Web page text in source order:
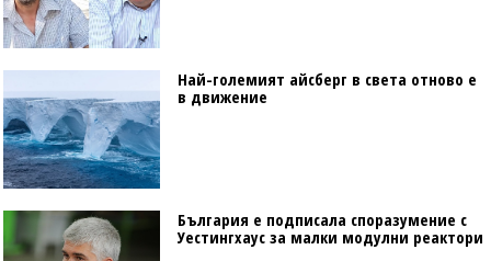
Най-големият айсберг в света отново е
в движение
България е подписала споразумение с
Уестингхаус за малки модулни реактори